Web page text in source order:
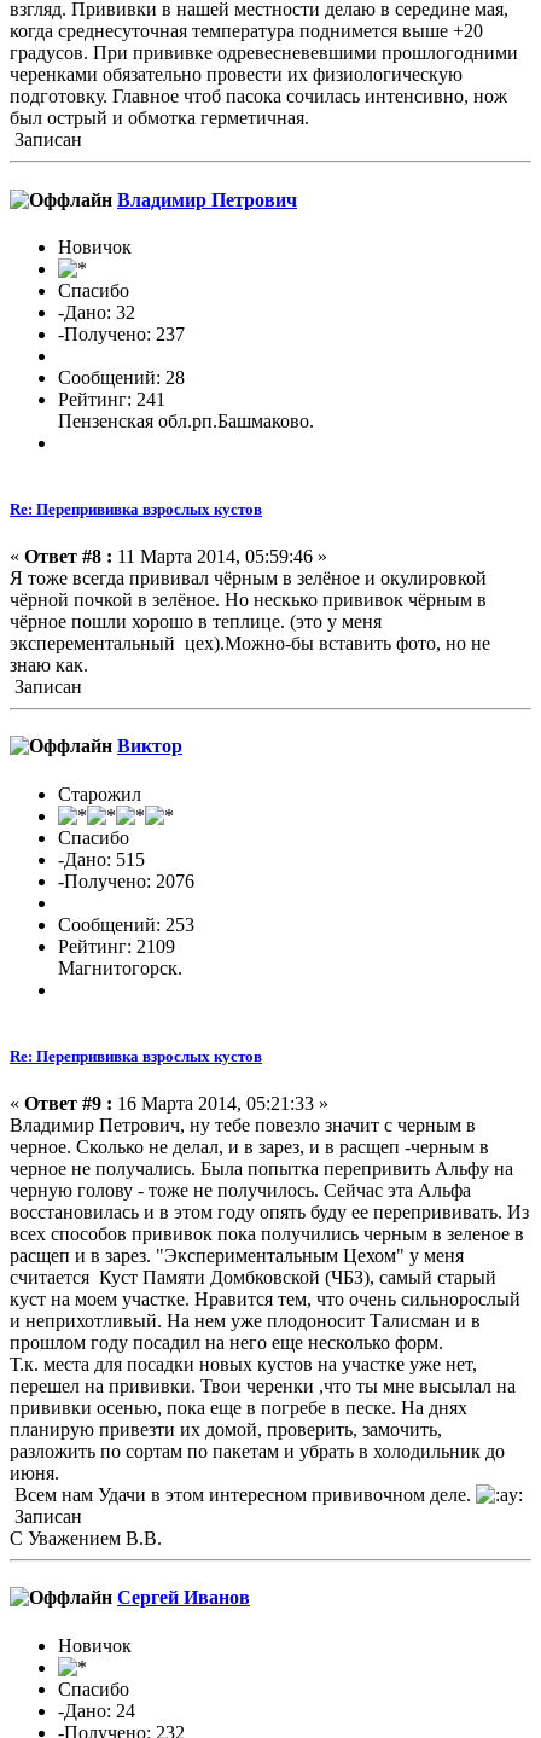
взгляд. Прививки в нашей местности делаю в середине мая,
когда среднесуточная температура поднимется выше +20
градусов. При прививке одревесневевшими прошлогодними
черенками обязательно провести их физиологическую
подготовку. Главное чтоб пасока сочилась интенсивно, нож
был острый и обмотка герметичная.
Записан
Владимир Петрович
Новичок
Спасибо
-Дано: 32
-Получено: 237
Сообщений: 28
Рейтинг: 241
Пензенская обл.рп.Башмаково.
Re: Перепрививка взрослых кустов
« Ответ #8 : 11 Марта 2014, 05:59:46 »
Я тоже всегда прививал чёрным в зелёное и окулировкой
чёрной почкой в зелёное. Но нескько прививок чёрным в
чёрное пошли хорошо в теплице. (это у меня
эксперементальный цех).Можно-бы вставить фото, но не
знаю как.
Записан
Виктор
Старожил
Спасибо
-Дано: 515
-Получено: 2076
Сообщений: 253
Рейтинг: 2109
Магнитогорск.
Re: Перепрививка взрослых кустов
« Ответ #9 : 16 Марта 2014, 05:21:33 »
Владимир Петрович, ну тебе повезло значит с черным в
черное. Сколько не делал, и в зарез, и в расщеп -черным в
черное не получались. Была попытка перепривить Альфу на
черную голову - тоже не получилось. Сейчас эта Альфа
восстановилась и в этом году опять буду ее перепрививать. Из
всех способов прививок пока получились черным в зеленое в
расщеп и в зарез. "Экспериментальным Цехом" у меня
считается Куст Памяти Домбковской (ЧБЗ), самый старый
куст на моем участке. Нравится тем, что очень сильнорослый
и неприхотливый. На нем уже плодоносит Талисман и в
прошлом году посадил на него еще несколько форм.
Т.к. места для посадки новых кустов на участке уже нет,
перешел на прививки. Твои черенки ,что ты мне высылал на
прививки осенью, пока еще в погребе в песке. На днях
планирую привезти их домой, проверить, замочить,
разложить по сортам по пакетам и убрать в холодильник до
июня.
Всем нам Удачи в этом интересном прививочном деле.
Записан
С Уважением В.В.
Сергей Иванов
Новичок
Спасибо
-Дано: 24
-Получено: 232